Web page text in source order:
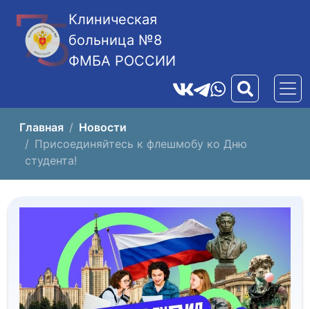
Клиническая
больница №8
ФМБА РОССИИ
Главная
Новости
Присоединяйтесь к флешмобу ко Дню
студента!